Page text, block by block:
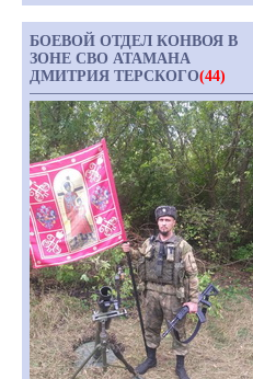
БОЕВОЙ ОТДЕЛ КОНВОЯ В
ЗОНЕ СВО АТАМАНА
ДМИТРИЯ ТЕРСКОГО(44)